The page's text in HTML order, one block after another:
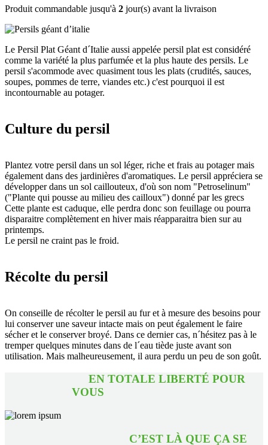
Produit commandable jusqu'à 2 jour(s) avant la livraison
Le Persil Plat Géant d´Italie aussi appelée persil plat est considéré
comme la variété la plus parfumée et la plus haute des persils. Le
persil s'acommode avec quasiment tous les plats (crudités, sauces,
soupes, pommes de terre, viandes etc.) c'est pourquoi il est
incontournable au potager.
Culture du persil
Plantez votre persil dans un sol léger, riche et frais au potager mais
également dans des jardinières d'aromatiques. Le persil appréciera se
développer dans un sol caillouteux, d'où son nom "Petroselinum"
("Plante qui pousse au milieu des cailloux") donné par les grecs
Cette plante est caduque, elle perdra donc son feuillage ou pourra
disparaitre complètement en hiver mais réapparaitra bien sur au
printemps.
Le persil ne craint pas le froid.
Récolte du persil
On conseille de récolter le persil au fur et à mesure des besoins pour
lui conserver une saveur intacte mais on peut également le faire
sécher et le conserver broyé. Dans ce dernier cas, n´hésitez pas à le
tremper quelques minutes dans de l´eau tiède juste avant son
utilisation. Mais malheureusement, il aura perdu un peu de son goût.
EN TOTALE LIBERTÉ POUR
VOUS
C’EST LÀ QUE ÇA SE